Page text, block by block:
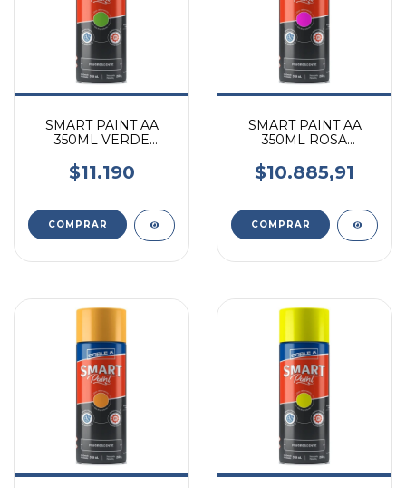
SMART PAINT AA
350ML VERDE
$11.190
SMART PAINT AA
350ML ROSA
$10.885,91